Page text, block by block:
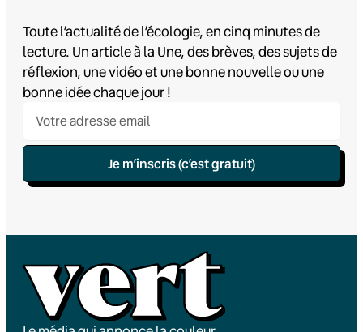
Toute l’actualité de l’écologie, en cinq minutes de
lecture. Un article à la Une, des brèves, des sujets de
réflexion, une vidéo et une bonne nouvelle ou une
bonne idée chaque jour !
Je m’inscris (c’est gratuit)